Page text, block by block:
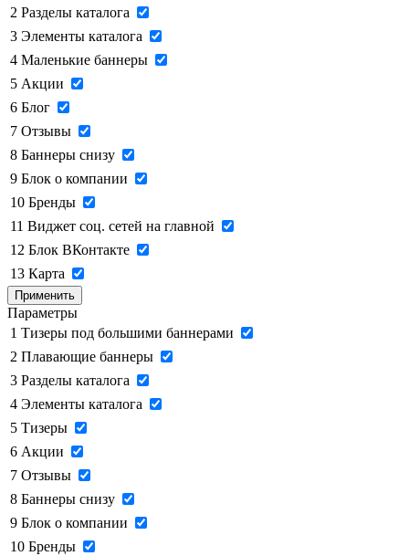
2 Разделы каталога
3 Элементы каталога
4 Маленькие баннеры
5 Акции
6 Блог
7 Отзывы
8 Баннеры снизу
9 Блок о компании
10 Бренды
11 Виджет соц. сетей на главной
12 Блок ВКонтакте
13 Карта
Применить
Параметры
1 Тизеры под большими баннерами
2 Плавающие баннеры
3 Разделы каталога
4 Элементы каталога
5 Тизеры
6 Акции
7 Отзывы
8 Баннеры снизу
9 Блок о компании
10 Бренды